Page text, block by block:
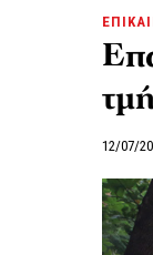
12/07/